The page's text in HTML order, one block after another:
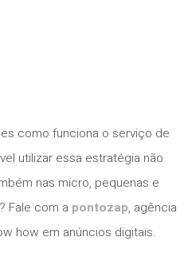
como funciona o serviço de
utilizar essa estratégia não
nas micro, pequenas e
Fale com a pontozap, agência
how em anúncios digitais.